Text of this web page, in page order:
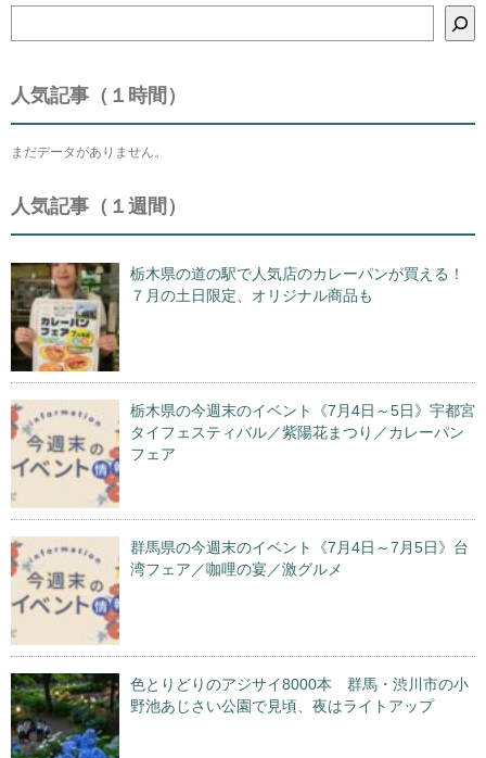
索
人気記事（１時間）
まだデータがありません。
人気記事（１週間）
栃木県の道の駅で人気店のカレーパンが買える！
７月の土日限定、オリジナル商品も
栃木県の今週末のイベント《7月4日～5日》宇都宮
タイフェスティバル／紫陽花まつり／カレーパン
フェア
群馬県の今週末のイベント《7月4日～7月5日》台
湾フェア／咖哩の宴／激グルメ
色とりどりのアジサイ8000本 群馬・渋川市の小
野池あじさい公園で見頃、夜はライトアップ